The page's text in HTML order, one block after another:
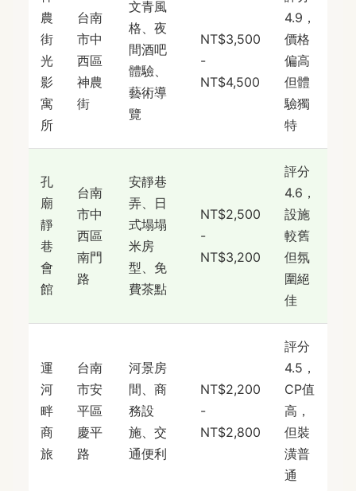
農
街
光
影
寓
所
台南
市中
西區
神農
街
文青風
格、夜
間酒吧
體驗、
藝術導
覽
NT$3,500
-
NT$4,500
4.9，
價格
偏高
但體
驗獨
特
孔
廟
靜
巷
會
館
台南
市中
西區
南門
路
安靜巷
弄、日
式塌塌
米房
型、免
費茶點
NT$2,500
-
NT$3,200
評分
4.6，
設施
較舊
但氛
圍絕
佳
運
河
畔
商
旅
台南
市安
平區
慶平
路
河景房
間、商
務設
施、交
通便利
NT$2,200
-
NT$2,800
評分
4.5，
CP值
高，
但裝
潢普
通